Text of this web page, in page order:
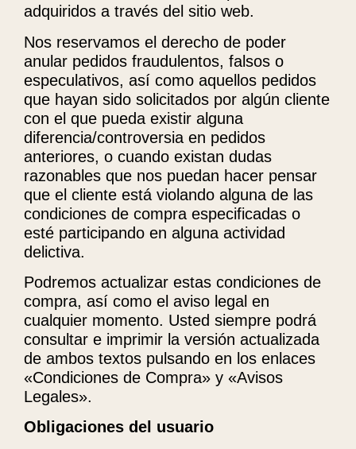
adquiridos a través del sitio web.
Nos reservamos el derecho de poder
anular pedidos fraudulentos, falsos o
especulativos, así como aquellos pedidos
que hayan sido solicitados por algún cliente
con el que pueda existir alguna
diferencia/controversia en pedidos
anteriores, o cuando existan dudas
razonables que nos puedan hacer pensar
que el cliente está violando alguna de las
condiciones de compra especificadas o
esté participando en alguna actividad
delictiva.
Podremos actualizar estas condiciones de
compra, así como el aviso legal en
cualquier momento. Usted siempre podrá
consultar e imprimir la versión actualizada
de ambos textos pulsando en los enlaces
«Condiciones de Compra» y «Avisos
Legales».
Obligaciones del usuario